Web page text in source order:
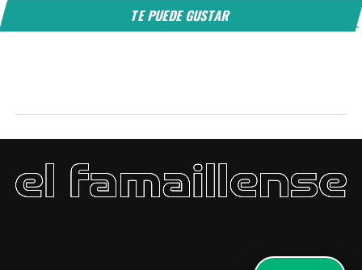
TE PUEDE GUSTAR